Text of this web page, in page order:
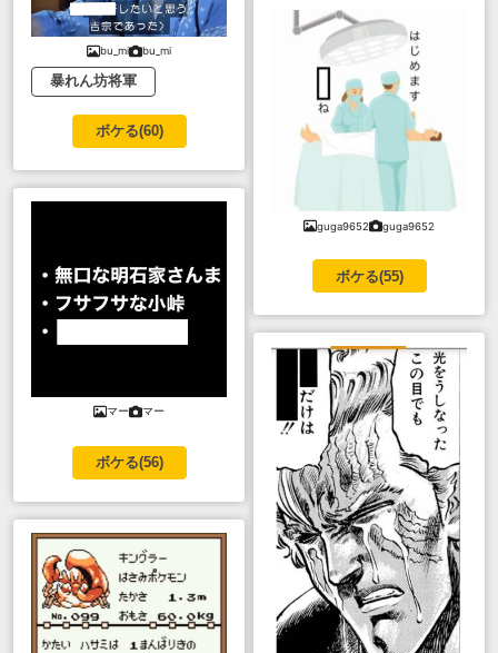
bu_mi bu_mi
暴れん坊将軍
ボケる(60)
マー マー
ボケる(56)
guga9652 guga9652
ボケる(55)